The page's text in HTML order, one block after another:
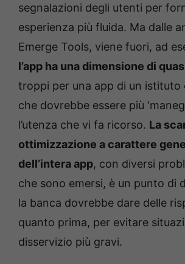
segnalazioni degli utenti per
esperienza più fluida. Ma dalle
Emerge Tools, viene fuori, ad
l’app ha una dimensione di
troppi per una app di un istituto
che dovrebbe essere più
l’utenza che vi fa ricorso. La
ottimizzazione a carattere
dell’intera app, con diversi
che sono emersi, è un punto di
la banca dovrebbe dare delle
quanto prima, per evitare
disservizio più gravi.